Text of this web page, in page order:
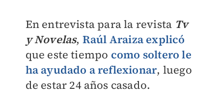
En entrevista para la revista Tv
y Novelas, Raúl Araiza explicó
que este tiempo como soltero le
ha ayudado a reflexionar, luego
de estar 24 años casado.